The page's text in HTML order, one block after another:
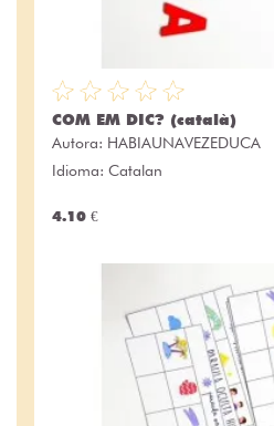
COM EM DIC? (català)
Autora: HABIAUNAVEZEDUCA
Idioma: Catalan
4.10 €